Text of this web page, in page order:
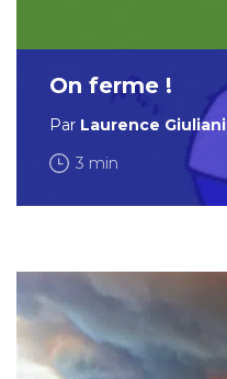
On ferme !
Par Laurence Giuliani
3 min